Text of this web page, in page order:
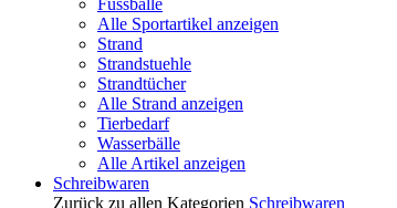
Fussballe
Alle Sportartikel anzeigen
Strand
Strandstuehle
Strandtücher
Alle Strand anzeigen
Tierbedarf
Wasserbälle
Alle Artikel anzeigen
Schreibwaren
Zurück zu allen Kategorien Schreibwaren